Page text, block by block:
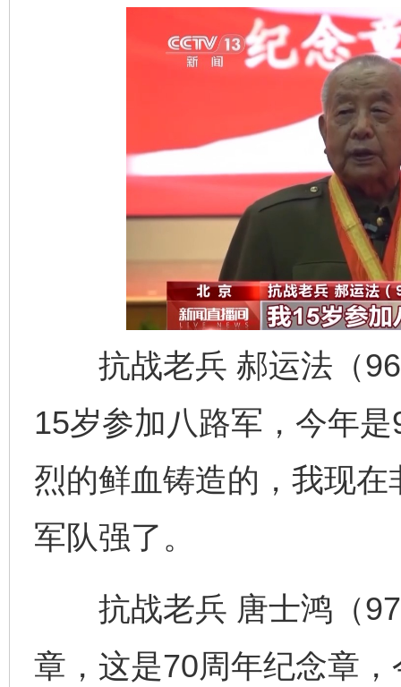
抗战老兵 郝运法（96
15岁参加八路军，今年
烈的鲜血铸造的，我现
军队强了。
抗战老兵 唐士鸿（97
章，这是70周年纪念章